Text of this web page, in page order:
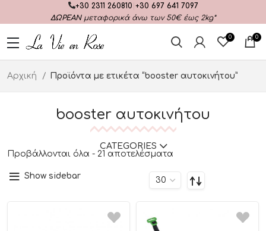
+30 2311 260810 +30 697 641 7097
ΔΩΡΕΑΝμεταφορικά άνω των 50€ έως 2kg*
0 0
Αρχική Προϊόντα με ετικέτα “booster αυτοκινήτου”
booster αυτοκινήτου
CATEGORIES
Προβάλλονται όλα - 21 αποτελέσματα
Show sidebar